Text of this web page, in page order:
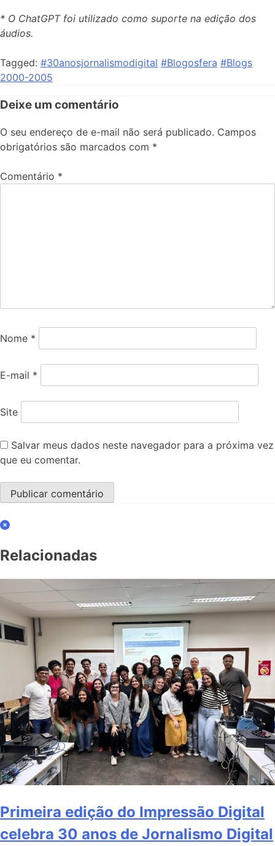
* O ChatGPT foi utilizado como suporte na edição dos
áudios.
Tagged: #30anosjornalismodigital #Blogosfera #Blogs
2000-2005
Deixe um comentário
O seu endereço de e-mail não será publicado. Campos
obrigatórios são marcados com *
Comentário *
Nome *
E-mail *
Site
Salvar meus dados neste navegador para a próxima vez
que eu comentar.
Relacionadas
Primeira edição do Impressão Digital
celebra 30 anos de Jornalismo Digital